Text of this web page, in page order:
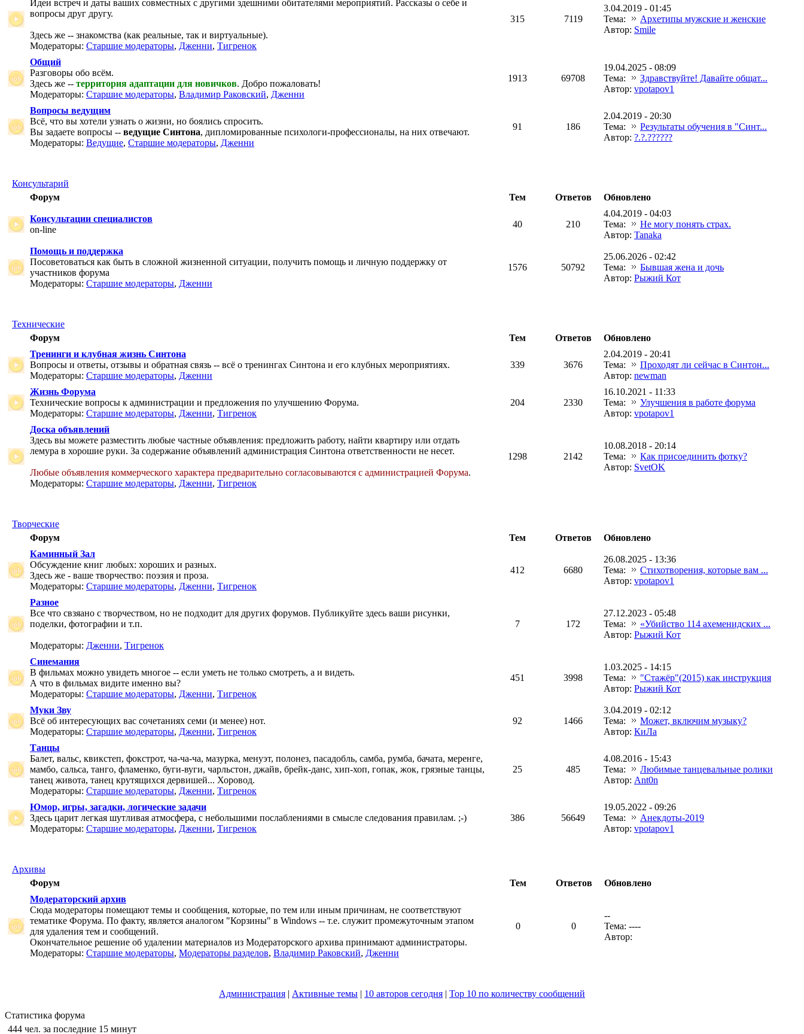
Идеи встреч и даты ваших совместных с другими здешними обитателями мероприятий. Рассказы о себе и
вопросы друг другу.
Здесь же -- знакомства (как реальные, так и виртуальные).
Модераторы: Старшие модераторы, Дженни, Тигренок
315 7119
3.04.2019 - 01:45
Тема:
Архетипы мужские и женские
Автор: Smile
Общий
Разговоры обо всём.
Здесь же -- территория адаптации для новичков. Добро пожаловать!
Модераторы: Старшие модераторы, Владимир Раковский, Дженни
1913 69708
19.04.2025 - 08:09
Тема:
Здравствуйте! Давайте общат...
Автор: vpotapov1
Вопросы ведущим
Всё, что вы хотели узнать о жизни, но боялись спросить.
Вы задаете вопросы -- ведущие Синтона, дипломированные психологи-профессионалы, на них отвечают.
Модераторы: Ведущие, Старшие модераторы, Дженни
91 186
2.04.2019 - 20:30
Тема:
Результаты обучения в "Синт...
Автор: ?.?.??????
Консультарий
Форум
Тем Ответов Обновлено
Консультации специалистов
on-line
40 210
4.04.2019 - 04:03
Тема:
Не могу понять страх.
Автор: Tanaka
Помощь и поддержка
Посоветоваться как быть в сложной жизненной ситуации, получить помощь и личную поддержку от
участников форума
Модераторы: Старшие модераторы, Дженни
1576 50792
25.06.2026 - 02:42
Тема:
Бывшая жена и дочь
Автор: Рыжий Кот
Технические
Форум
Тем Ответов
Обновлено
Тренинги и клубная жизнь Синтона
Вопросы и ответы, отзывы и обратная связь -- всё о тренингах Синтона и его клубных мероприятиях.
Модераторы: Старшие модераторы, Дженни
339 3676
2.04.2019 - 20:41
Тема:
Проходят ли сейчас в Синтон...
Автор: newman
Жизнь Форума
Технические вопросы к администрации и предложения по улучшению Форума.
Модераторы: Старшие модераторы, Дженни, Тигренок
204 2330
16.10.2021 - 11:33
Тема:
Улучшения в работе форума
Автор: vpotapov1
Доска объявлений
Здесь вы можете разместить любые частные объявления: предложить работу, найти квартиру или отдать
лемура в хорошие руки. За содержание объявлений администрация Синтона ответственности не несет.
Любые объявления коммерческого характера предварительно согласовываются с администрацией Форума.
Модераторы: Старшие модераторы, Дженни, Тигренок
1298 2142
10.08.2018 - 20:14
Тема:
Как присоединить фотку?
Автор: SvetOK
Творческие
Форум
Тем Ответов
Обновлено
Каминный Зал
Обсуждение книг любых: хороших и разных.
Здесь же - ваше творчество: поэзия и проза.
Модераторы: Старшие модераторы, Дженни, Тигренок
412 6680
26.08.2025 - 13:36
Тема:
Стихотворения, которые вам ...
Автор: vpotapov1
Разное
Все что свзяано с творчеством, но не подходит для других форумов. Публикуйте здесь ваши рисунки,
поделки, фотографии и т.п.
Модераторы: Дженни, Тигренок
7 172
27.12.2023 - 05:48
Тема:
«Убийство 114 ахеменидских ...
Автор: Рыжий Кот
Синемания
В фильмах можно увидеть многое -- если уметь не только смотреть, а и видеть.
А что в фильмах видите именно вы?
Модераторы: Старшие модераторы, Дженни, Тигренок
451 3998
1.03.2025 - 14:15
Тема:
"Стажёр"(2015) как инструкция
Автор: Рыжий Кот
Муки Зву
Всё об интересующих вас сочетаниях семи (и менее) нот.
Модераторы: Старшие модераторы, Дженни, Тигренок
92 1466
3.04.2019 - 02:12
Тема:
Может, включим музыку?
Автор: КиЛа
Танцы
Балет, вальс, квикстеп, фокстрот, ча-ча-ча, мазурка, менуэт, полонез, пасадобль, самба, румба, бачата, меренге,
мамбо, сальса, танго, фламенко, буги-вуги, чарльстон, джайв, брейк-данс, хип-хоп, гопак, жок, грязные танцы,
танец живота, танец крутящихся дервишей... Хоровод.
Модераторы: Старшие модераторы, Дженни, Тигренок
25 485
4.08.2016 - 15:43
Тема:
Любимые танцевальные ролики
Автор: Ant0n
Юмор, игры, загадки, логические задачи
Здесь царит легкая шутливая атмосфера, с небольшими послаблениями в смысле следования правилам. ;-)
Модераторы: Старшие модераторы, Дженни, Тигренок
386 56649
19.05.2022 - 09:26
Тема:
Анекдоты-2019
Автор: vpotapov1
Архивы
Форум
Тем Ответов
Обновлено
Модераторский архив
Сюда модераторы помещают темы и сообщения, которые, по тем или иным причинам, не соответствуют
тематике Форума. По факту, является аналогом "Корзины" в Windows -- т.е. служит промежуточным этапом
для удаления тем и сообщений.
Окончательное решение об удалении материалов из Модераторского архива принимают администраторы.
Модераторы: Старшие модераторы, Модераторы разделов, Владимир Раковский, Дженни
0 0
--
Тема: ----
Автор:
Администрация | Активные темы | 10 авторов сегодня | Top 10 по количеству сообщений
Статистика форума
444 чел. за последние 15 минут